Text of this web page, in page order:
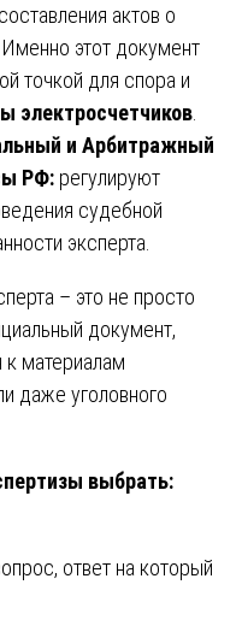
актов о
этот документ
точкой для спора и
электросчетчиков
и Арбитражный
РФ: регулируют
судебной
эксперта.
– это не просто
документ,
материалам
даже уголовного
выбрать:
ответ на который